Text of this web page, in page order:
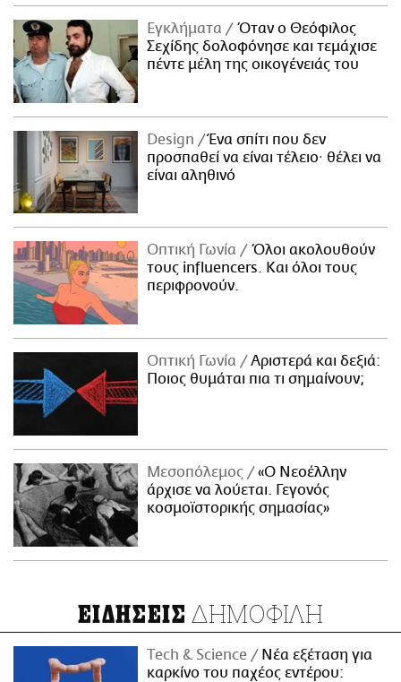
Εγκλήματα
Όταν ο Θεόφιλος
Σεχίδης δολοφόνησε και τεμάχισε
πέντε μέλη της οικογένειάς του
Design
Ένα σπίτι που δεν
προσπαθεί να είναι τέλειο· θέλει να
είναι αληθινό
Οπτική Γωνία
Όλοι ακολουθούν
τους influencers. Και όλοι τους
περιφρονούν.
Οπτική Γωνία
Αριστερά και δεξιά:
Ποιος θυμάται πια τι σημαίνουν;
Μεσοπόλεμος
«Ο Νεοέλλην
άρχισε να λούεται. Γεγονός
κοσμοϊστορικής σημασίας»
ΕΙΔΗΣΕΙΣ ΔΗΜΟΦΙΛΗ
Τech & Science
Νέα εξέταση για
καρκίνο του παχέος εντέρου: